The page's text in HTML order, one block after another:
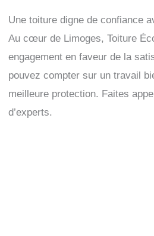
Une toiture digne de confiance
Au cœur de Limoges, Toiture
engagement en faveur de la
pouvez compter sur un travail
meilleure protection. Faites
d’experts.